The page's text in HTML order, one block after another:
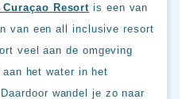
Resort is een van
van een all inclusive resort
veel aan de omgeving
het water in het
. Daardoor wandel je zo naar